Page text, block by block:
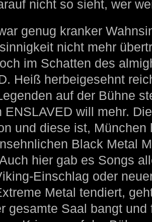
nicht so sieht, wer
genug kranker
nicht mehr
im Schatten des
Heiß herbeigesehnt
auf der Bühne
ENSLAVED will mehr.
und diese ist,
Black Metal
hier gab es Songs
Einschlag oder
Metal tendiert,
gesamte Saal bangt